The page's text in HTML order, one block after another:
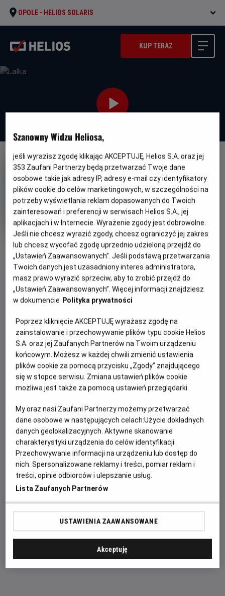
OPOLE - HELIOS SOLARIS
KUP TERAZ
NAPISY
OBSERWUJ
Lalka
Oryginalny
tytuł
Dolly Gatunek
Horror
Minimalny
wiek
Od 15 lat
Czas
trwania
83 min
Kraj
i
rok
produkcji
USA
PREMIERA
26 czerwca 2026
Rod Blackhurst
OBSADA
Fabianne Therese, Seann William Scott, Michalina Scorzelli,
Russ Tiller
WIĘCEJ SZCZEGÓŁÓW
Macy udaje się na leśną wędrówkę ze swoim chłopakiem.
W środku lasu para odkrywa upiorną kolekcję lalek i ich
równie dziwaczną właścicielkę – ubraną w porcelanową
maskę kobietę uzbrojoną w łopatę. Macy zostaje porwana i
budzi się w drewnianym domu na odludziu. Od tej pory
traktuje ją jak swoją lalkę. Nakręcony na taśmie analogowej
horror „Lalka” to przerażający, ultrabrutalny i krwawy hołd
dla amerykańskiego horroru lat siedemdziesiątych – z
„Teksańską masakrą piłą mechaniczną” na czele.
Szanowny Widzu Heliosa,
jeśli wyrazisz zgodę klikając AKCEPTUJĘ, Helios S.A. oraz jej
353 Zaufani Partnerzy będą przetwarzać Twoje dane
osobowe takie jak adresy IP, adresy e-mail czy identyfikatory
plików cookie do celów marketingowych, w szczególności na
potrzeby wyświetlania reklam dopasowanych do Twoich
zainteresowań i preferencji w serwisach Helios S.A., jej
aplikacjach i w Internecie. Wyrażenie zgody jest dobrowolne.
Jeśli nie chcesz wyrazić zgody, chcesz ograniczyć jej zakres
lub chcesz wycofać zgodę uprzednio udzieloną przejdź do
„Ustawień Zaawansowanych”. Jeśli podstawą przetwarzania
Twoich danych jest uzasadniony interes administratora,
masz prawo wyrazić sprzeciw, aby to zrobić przejdź do
„Ustawień Zaawansowanych”. Więcej informacji znajdziesz
w dokumencie Polityka prywatności
Poprzez kliknięcie AKCEPTUJĘ wyrażasz zgodę na
zainstalowanie i przechowywanie plików typu cookie Helios
S.A. oraz jej Zaufanych Partnerów na Twoim urządzeniu
końcowym. Możesz w każdej chwili zmienić ustawienia
plików cookie za pomocą przycisku „Zgody” znajdującego
się w stopce serwisu. Zmiana ustawień plików cookie
możliwa jest także za pomocą ustawień przeglądarki.
My oraz nasi Zaufani Partnerzy możemy przetwarzać
dane osobowe w następujących celach:Użycie dokładnych
danych geolokalizacyjnych. Aktywne skanowanie
charakterystyki urządzenia do celów identyfikacji.
Przechowywanie informacji na urządzeniu lub dostęp do
nich. Spersonalizowane reklamy i treści, pomiar reklam i
treści, opinie odbiorców i ulepszanie usług.
Lista Zaufanych Partnerów
USTAWIENIA ZAAWANSOWANE
Akceptuję